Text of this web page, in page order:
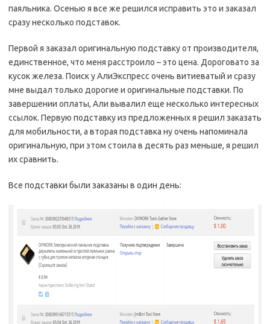
паяльника. Осенью я все же решился исправить это и заказал
сразу несколько подставок.
Первой я заказал оригинальную подставку от производителя,
единственное, что меня расстроило – это цена. Дороговато за
кусок железа. Поиск у АлиЭкспресс очень витиеватый и сразу
мне выдал только дорогие и оригинальные подставки. По
завершении оплаты, Али вывалил еще несколько интересных
ссылок. Первую подставку из предложенных я решил заказать
для мобильности, а вторая подставка ну очень напоминала
оригинальную, при этом стоила в десять раз меньше, я решил
их сравнить.
Все подставки были заказаны в один день: